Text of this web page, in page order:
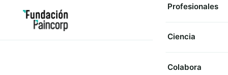
Profesionales
Ciencia
Colabora